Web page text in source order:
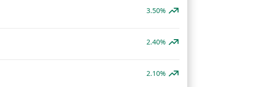
3.50%
2.40%
2.10%